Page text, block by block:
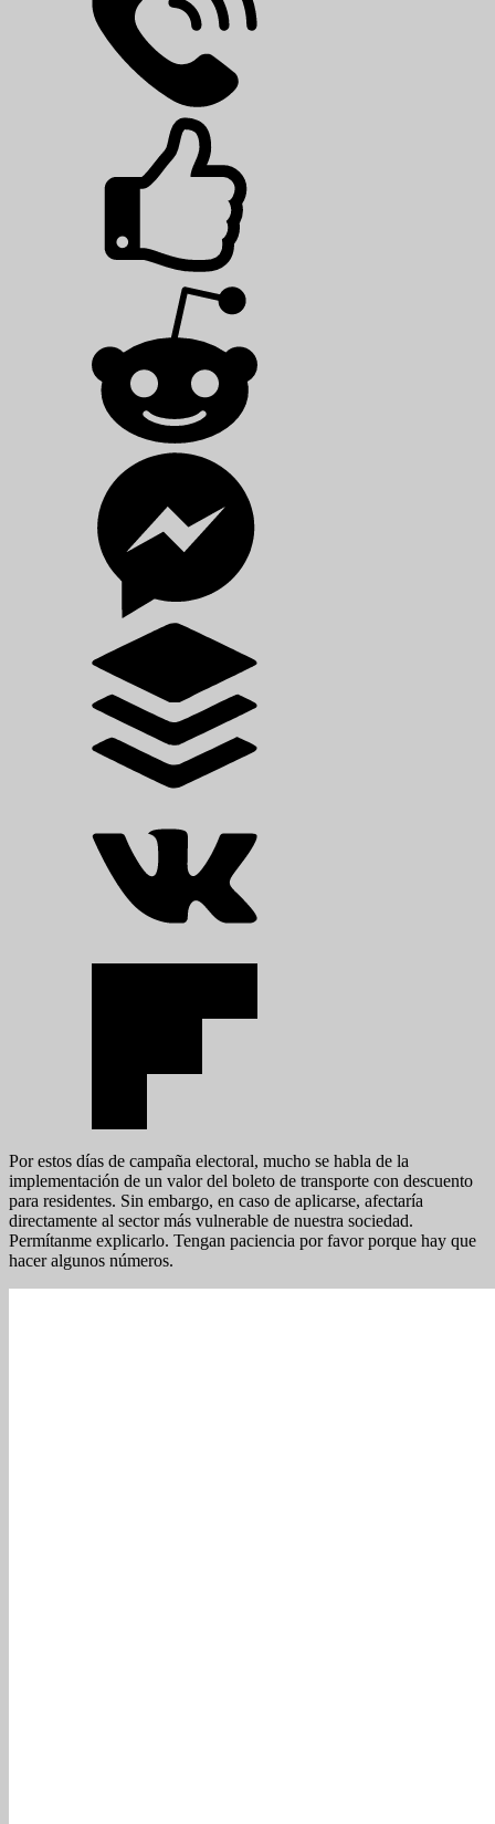
Por estos días de campaña electoral, mucho se habla de la
implementación de un valor del boleto de transporte con descuento
para residentes. Sin embargo, en caso de aplicarse, afectaría
directamente al sector más vulnerable de nuestra sociedad.
Permítanme explicarlo. Tengan paciencia por favor porque hay que
hacer algunos números.